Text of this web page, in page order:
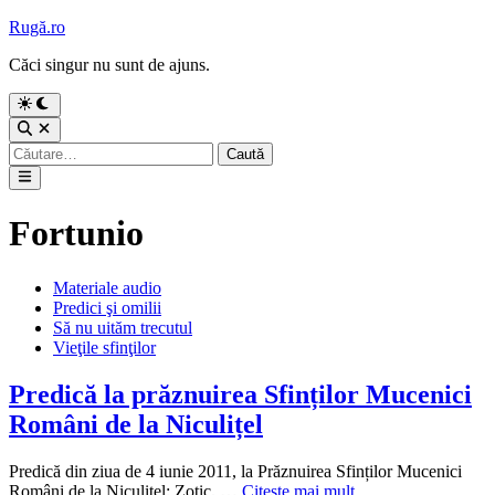
Sari
conținut
Rugă.ro
Căci singur nu sunt de ajuns.
Comută
la
modul
întunecat
Deschide
căutarea
Caută
după:
Meniu
principal
Fortunio
PublicatMateriale audio
Predici şi omilii
Să nu uităm trecutul
Vieţile sfinţilor
Predică la prăznuirea Sfinților Mucenici
Români de la Niculițel
Predică din ziua de 4 iunie 2011, la Prăznuirea Sfinților Mucenici
Români de la Niculițel: Zotic, … Predică
Citește mai mult